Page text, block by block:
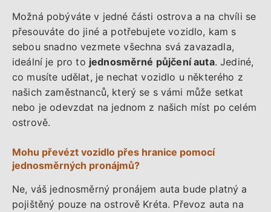
Možná pobýváte v jedné části ostrova a na chvíli se
přesouváte do jiné a potřebujete vozidlo, kam s
sebou snadno vezmete všechna svá zavazadla,
ideální je pro to jednosměrné půjčení auta. Jediné,
co musíte udělat, je nechat vozidlo u některého z
našich zaměstnanců, který se s vámi může setkat
nebo je odevzdat na jednom z našich míst po celém
ostrově.
Mohu převézt vozidlo přes hranice pomocí
jednosměrných pronájmů?
Ne, váš jednosměrný pronájem auta bude platný a
pojištěný pouze na ostrově Kréta. Převoz auta na